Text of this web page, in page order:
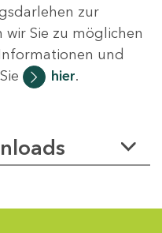
zur
Sie zu möglichen
und
hier.